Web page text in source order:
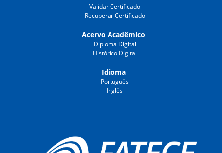
Validar Certificado
Recuperar Certificado
Acervo Acadêmico
Diploma Digital
Histórico Digital
Idioma
Português
Inglês